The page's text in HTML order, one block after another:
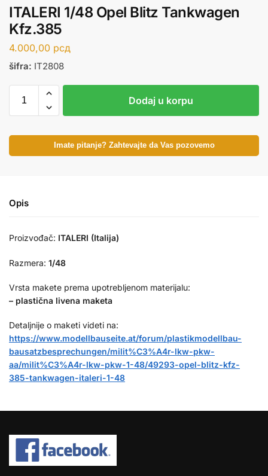
ITALERI 1/48 Opel Blitz Tankwagen
Kfz.385
4.000,00 рсд
šifra: IT2808
Dodaj u korpu
Imate pitanje? Zahtevajte da Vas pozovemo
Opis
Proizvođač: ITALERI (Italija)
Razmera: 1/48
Vrsta makete prema upotrebljenom materijalu:
– plastična livena maketa
Detaljnije o maketi videti na:
https://www.modellbauseite.at/forum/plastikmodellbau-
bausatzbesprechungen/milit%C3%A4r-lkw-pkw-
aa/milit%C3%A4r-lkw-pkw-1-48/49293-opel-blitz-kfz-
385-tankwagen-italeri-1-48